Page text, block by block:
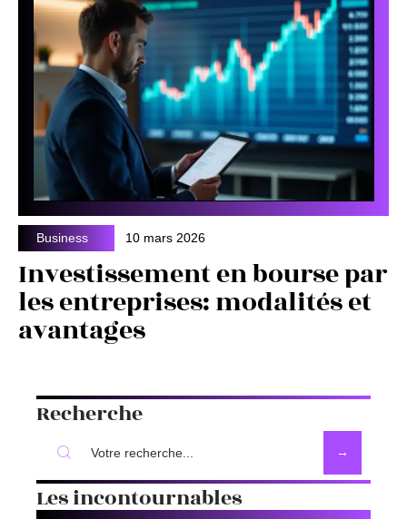
Business 10 mars 2026
Investissement en bourse par
les entreprises: modalités et
avantages
Recherche
Les incontournables